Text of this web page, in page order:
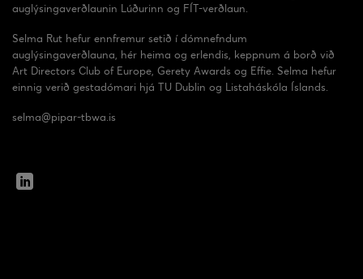
auglýsingaverðlaunin Lúðurinn og FÍT-verðlaun.
Selma Rut hefur ennfremur setið í dómnefndum
auglýsingaverðlauna, hér heima og erlendis, keppnum á borð við
Art Directors Club of Europe, Gerety Awards og Effie. Selma hefur
einnig verið gestadómari hjá TU Dublin og Listaháskóla Íslands.
selma@pipar-tbwa.is